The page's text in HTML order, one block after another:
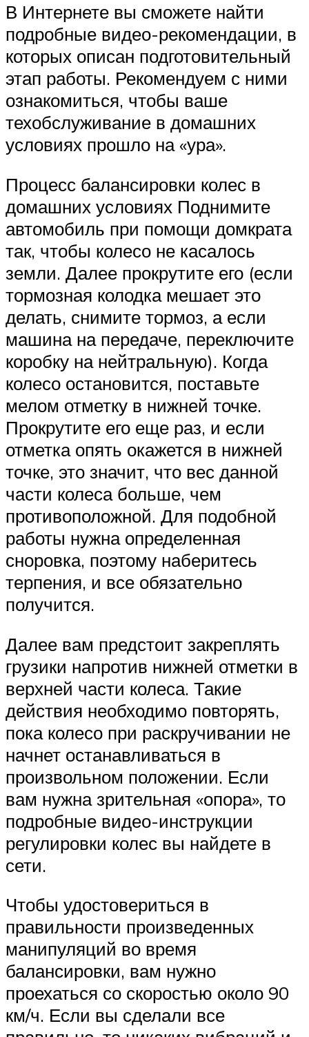
В Интернете вы сможете найти
подробные видео-рекомендации, в
которых описан подготовительный
этап работы. Рекомендуем с ними
ознакомиться, чтобы ваше
техобслуживание в домашних
условиях прошло на «ура».
Процесс балансировки колес в
домашних условиях Поднимите
автомобиль при помощи домкрата
так, чтобы колесо не касалось
земли. Далее прокрутите его (если
тормозная колодка мешает это
делать, снимите тормоз, а если
машина на передаче, переключите
коробку на нейтральную). Когда
колесо остановится, поставьте
мелом отметку в нижней точке.
Прокрутите его еще раз, и если
отметка опять окажется в нижней
точке, это значит, что вес данной
части колеса больше, чем
противоположной. Для подобной
работы нужна определенная
сноровка, поэтому наберитесь
терпения, и все обязательно
получится.
Далее вам предстоит закреплять
грузики напротив нижней отметки в
верхней части колеса. Такие
действия необходимо повторять,
пока колесо при раскручивании не
начнет останавливаться в
произвольном положении. Если
вам нужна зрительная «опора», то
подробные видео-инструкции
регулировки колес вы найдете в
сети.
Чтобы удостовериться в
правильности произведенных
манипуляций во время
балансировки, вам нужно
проехаться со скоростью около 90
км/ч. Если вы сделали все